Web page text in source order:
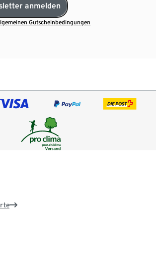
anmelden
Gutscheinbedingungen